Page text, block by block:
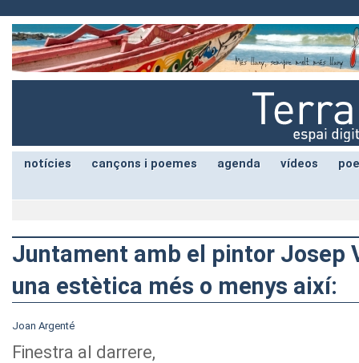
notícies cançons i poemes agenda vídeos
Juntament amb el pintor Josep
una estètica més o menys així:
Joan Argenté
Finestra al darrere,